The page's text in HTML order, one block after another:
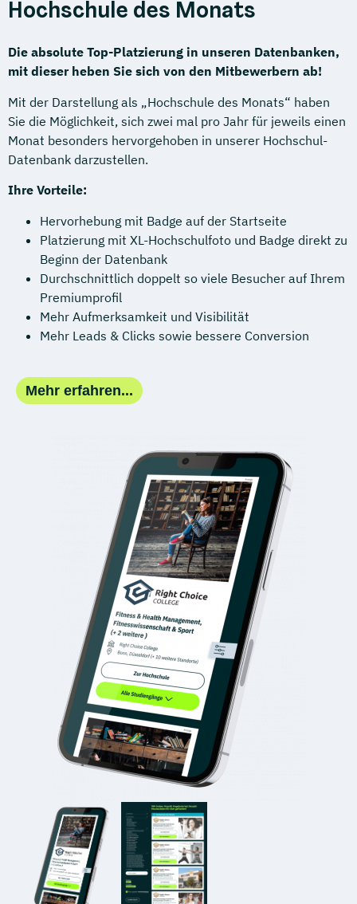
Hochschule des Monats
Die absolute Top-Platzierung in unseren Datenbanken,
mit dieser heben Sie sich von den Mitbewerbern ab!
Mit der Darstellung als „Hochschule des Monats“ haben
Sie die Möglichkeit, sich zwei mal pro Jahr für jeweils einen
Monat besonders hervorgehoben in unserer Hochschul-
Datenbank darzustellen.
Ihre Vorteile:
Hervorhebung mit Badge auf der Startseite
Platzierung mit XL-Hochschulfoto und Badge direkt zu
Beginn der Datenbank
Durchschnittlich doppelt so viele Besucher auf Ihrem
Premiumprofil
Mehr Aufmerksamkeit und Visibilität
Mehr Leads & Clicks sowie bessere Conversion
Mehr erfahren...